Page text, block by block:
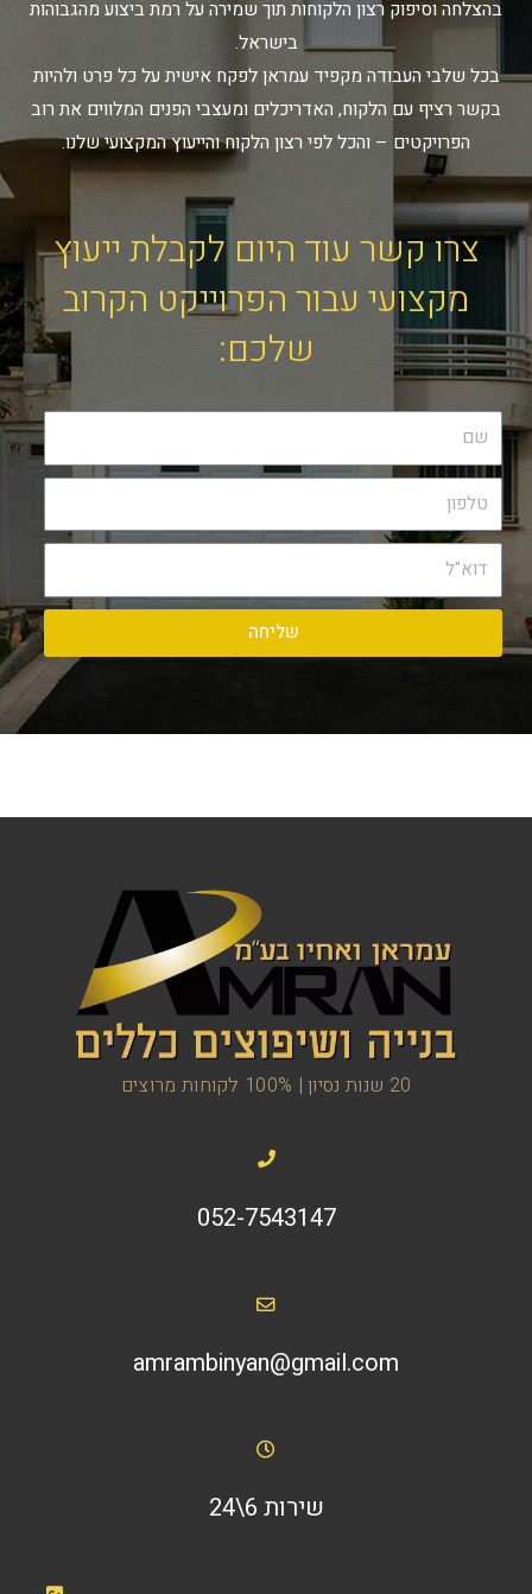
בהצלחה וסיפוק רצון הלקוחות תוך שמירה על רמת ביצוע מהגבוהות
בישראל.
בכל שלבי העבודה מקפיד עמראן לפקח אישית על כל פרט ולהיות
בקשר רציף עם הלקוח, האדריכלים ומעצבי הפנים המלווים את רוב
הפרויקטים – והכל לפי רצון הלקוח והייעוץ המקצועי שלנו.
צרו קשר עוד היום לקבלת ייעוץ
מקצועי עבור הפרוייקט הקרוב
שלכם:
שליחה
20 שנות נסיון | 100% לקוחות מרוצים
052-7543147
amrambinyan@gmail.com
שירות 6\24